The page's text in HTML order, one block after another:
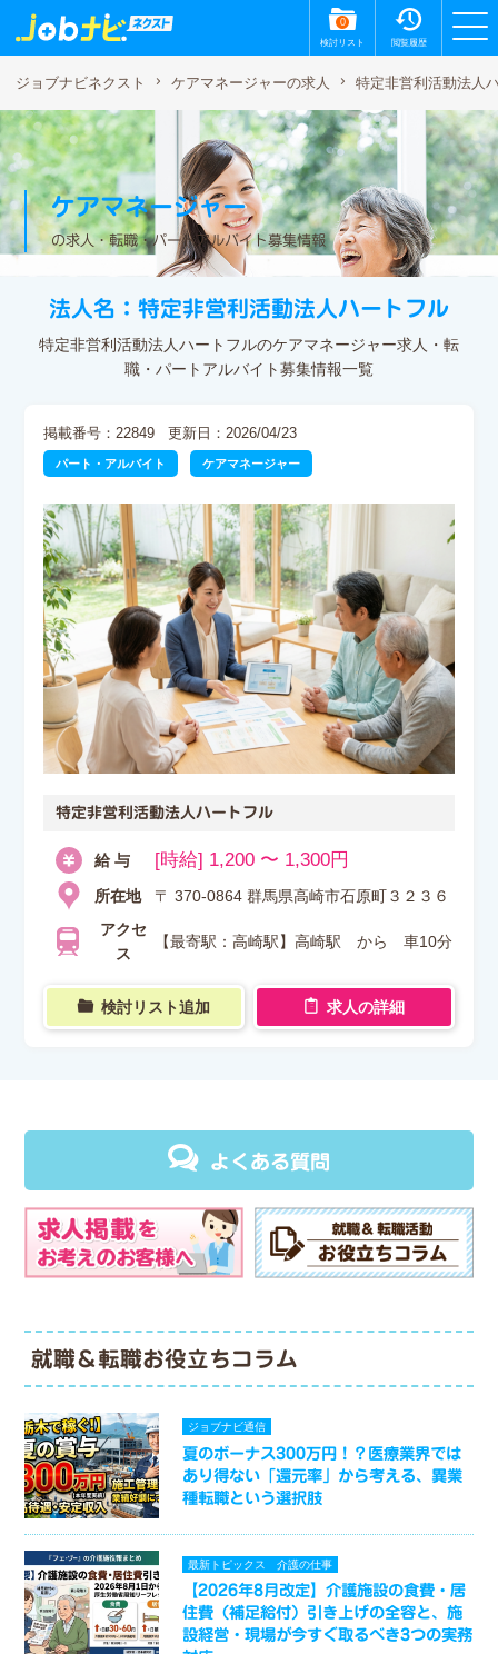
0
検討リスト 閲覧履歴
ジョブナビネクスト ケアマネージャーの求人 特定非営利活動法人
ケアマネージャー
の求人・転職・パートアルバイト募集情報
法人名：特定非営利活動法人ハートフル
特定非営利活動法人ハートフルのケアマネージャー求人・転
職・パートアルバイト募集情報一覧
掲載番号：22849 更新日：2026/04/23
パート・アルバイト ケアマネージャー
特定非営利活動法人ハートフル
給 与 [時給] 1,200 〜 1,300円
所在地
〒 370-0864 群馬県高崎市石原町３２３６
アクセ
ス
【最寄駅：高崎駅】高崎駅 から 車10分
検討リスト追加 求人の詳細
よくある質問
就職＆転職お役立ちコラム
ジョブナビ通信
夏のボーナス300万円！？医療業界では
あり得ない「還元率」から考える、異業
種転職という選択肢
最新トピックス 介護の仕事
【2026年8月改定】介護施設の食費・居
住費（補足給付）引き上げの全容と、施
設経営・現場が今すぐ取るべき3つの実務